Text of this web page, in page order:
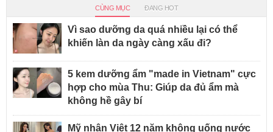
CÙNG MỤC ĐANG HOT
Vì sao dưỡng da quá nhiều lại có thể
khiến làn da ngày càng xấu đi?
5 kem dưỡng ẩm "made in Vietnam" cực
hợp cho mùa Thu: Giúp da đủ ẩm mà
không hề gây bí
Mỹ nhân Việt 12 năm không uống nước